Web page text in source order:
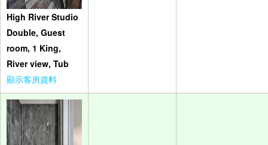
High River Studio
Double, Guest
room, 1 King,
River view, Tub
顯示客房資料